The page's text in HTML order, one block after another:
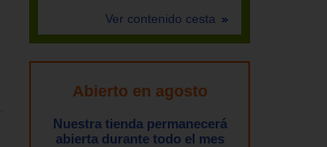
Ver contenido cesta
Abierto en agosto
Nuestra tienda permanecerá
abierta durante todo el mes